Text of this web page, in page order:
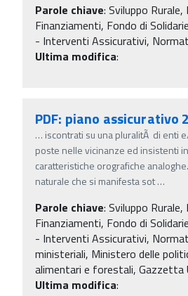
Parole chiave: Sviluppo Rurale,
Finanziamenti, Fondo di
- Interventi Assicurativi,
Ultima modifica:
PDF: piano assicurativo
… iscontrati su una pluralitÃ di enti
poste nelle vicinanze ed insistenti in
caratteristiche orografiche
naturale che si manifesta sot…
Parole chiave: Sviluppo Rurale,
Finanziamenti, Fondo di
- Interventi Assicurativi,
ministeriali, Ministero delle
alimentari e forestali, Gazzetta
Ultima modifica: